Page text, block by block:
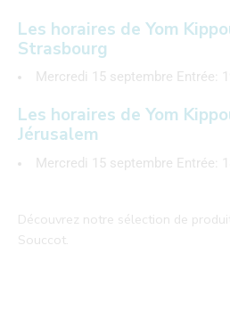
Les horaires de Yom
Strasbourg
Mercredi 15 septembre Entrée:
Les horaires de Yom
Jérusalem
Mercredi 15 septembre Entrée:
Découvrez notre sélection de
Souccot.